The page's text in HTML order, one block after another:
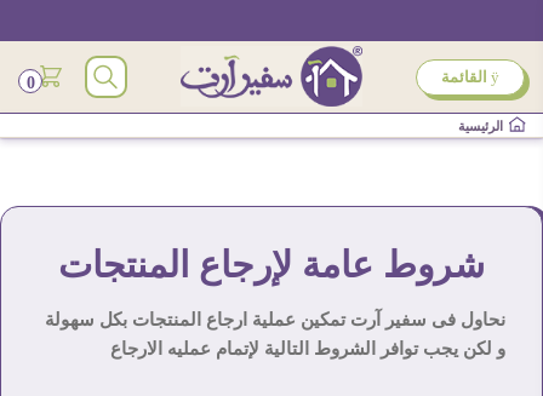
ÿ القائمة 0
الرئيسية
شروط عامة لإرجاع المنتجات
نحاول فى سفير آرت تمكين عملية ارجاع المنتجات بكل سهولة
و لكن يجب توافر الشروط التالية لإتمام عمليه الارجاع